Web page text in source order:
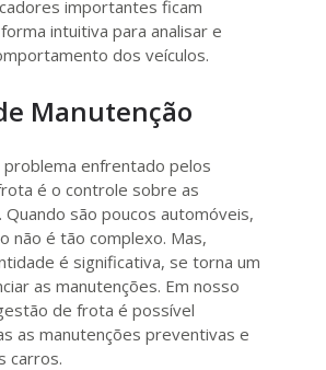
importantes ficam
intuitiva para analisar e
dos veículos.
Manutenção
enfrentado pelos
é o controle sobre as
Quando são poucos automóveis,
não é tão complexo. Mas,
é significativa, se torna um
as manutenções. Em nosso
de frota é possível
as manutenções preventivas e
carros.